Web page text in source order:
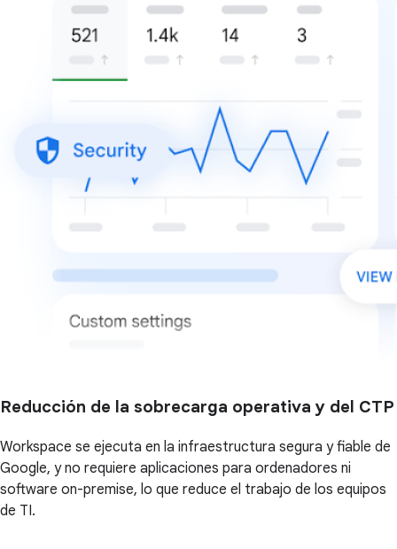
Reducción de la sobrecarga operativa y del CTP
Workspace se ejecuta en la infraestructura segura y fiable de
Google, y no requiere aplicaciones para ordenadores ni
software on-premise, lo que reduce el trabajo de los equipos
de TI.